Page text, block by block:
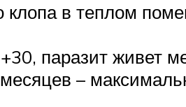
в теплом
паразит живет
–